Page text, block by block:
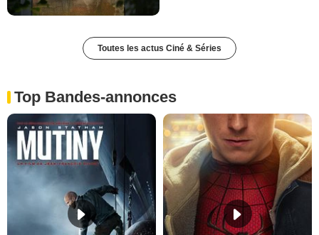
Toutes les actus Ciné & Séries
Top Bandes-annonces